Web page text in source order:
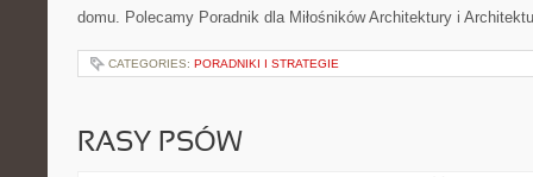
domu. Polecamy Poradnik dla Miłośników Architektury i
CATEGORIES: PORADNIKI I STRATEGIE
RASY PSÓW